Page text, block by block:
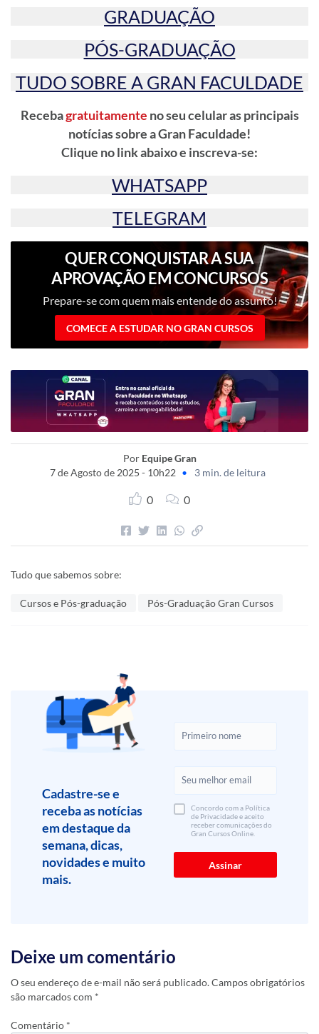
GRADUAÇÃO
PÓS-GRADUAÇÃO
TUDO SOBRE A GRAN FACULDADE
Recebagratuitamente no seu celular as principais
notícias sobre a Gran Faculdade!
Clique no link abaixo e inscreva-se:
WHATSAPP
TELEGRAM
QUER CONQUISTAR A SUA
APROVAÇÃO EM CONCURSOS
PÚBLICOS?
Prepare-se com quem mais entende do assunto!
COMECE A ESTUDAR NO GRAN CURSOS
Por Equipe Gran
7 de Agosto de 2025 - 10h22 • 3 min. de leitura
0 0
Tudo que sabemos sobre:
Cursos e Pós-graduação Pós-Graduação Gran Cursos
Cadastre-se e
receba as notícias
em destaque da
semana, dicas,
novidades e muito
mais.
Concordo com a Política
de Privacidade e aceito
receber comunicações do
Gran Cursos Online.
Deixe um comentário
O seu endereço de e-mail não será publicado.Campos obrigatórios
são marcados com *
Comentário *